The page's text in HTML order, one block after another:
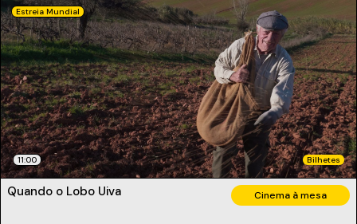
Estreia Mundial
11:00 Bilhetes
Quando o Lobo Uiva Cinema à mesa